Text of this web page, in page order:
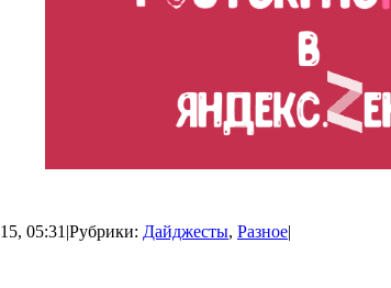
05:31|Рубрики: Дайджесты, Разное|